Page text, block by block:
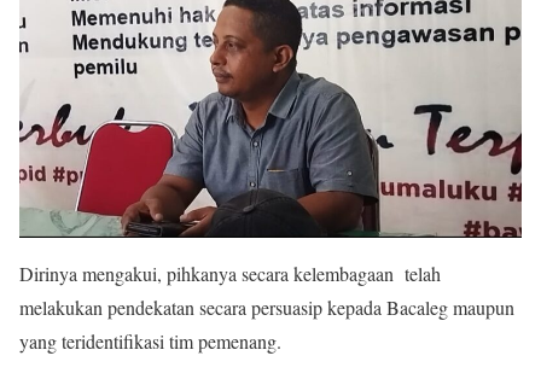
Dirinya mengakui, pihkanya secara kelembagaan telah
melakukan pendekatan secara persuasip kepada Bacaleg maupun
yang teridentifikasi tim pemenang.